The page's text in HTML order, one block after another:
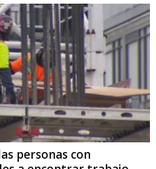
personas con